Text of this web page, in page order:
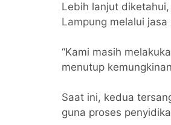
Lebih lanjut
Lampung melalui
“Kami masih
menutup
Saat ini, kedua
guna proses